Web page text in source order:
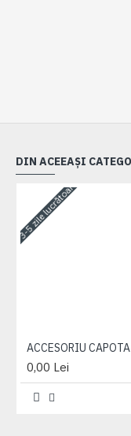
DIN ACEEAȘI
3-5 zile lucrătoare
ACCESORIU
0,00 Lei